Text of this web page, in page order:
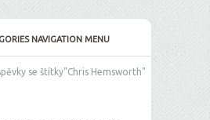
NAVIGATION MENU
se štítky"Chris Hemsworth"